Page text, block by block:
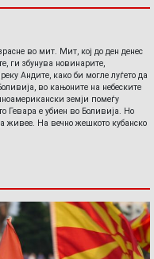
во мит. Мит, кој до ден денес
ги збунува новинарите,
Андите, како би могле луѓето да
во кањоните на небеските
земји помеѓу
Гевара е убиен во Боливија. Но
живее. На вечно жешкото кубанско